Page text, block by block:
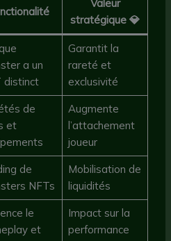
Valeur
stratégique 💎
a un
distinct
Garantit la
rareté et
exclusivité
de
et
Augmente
l’attachement
joueur
de
NFTs
Mobilisation de
liquidités
le
et
Impact sur la
performance